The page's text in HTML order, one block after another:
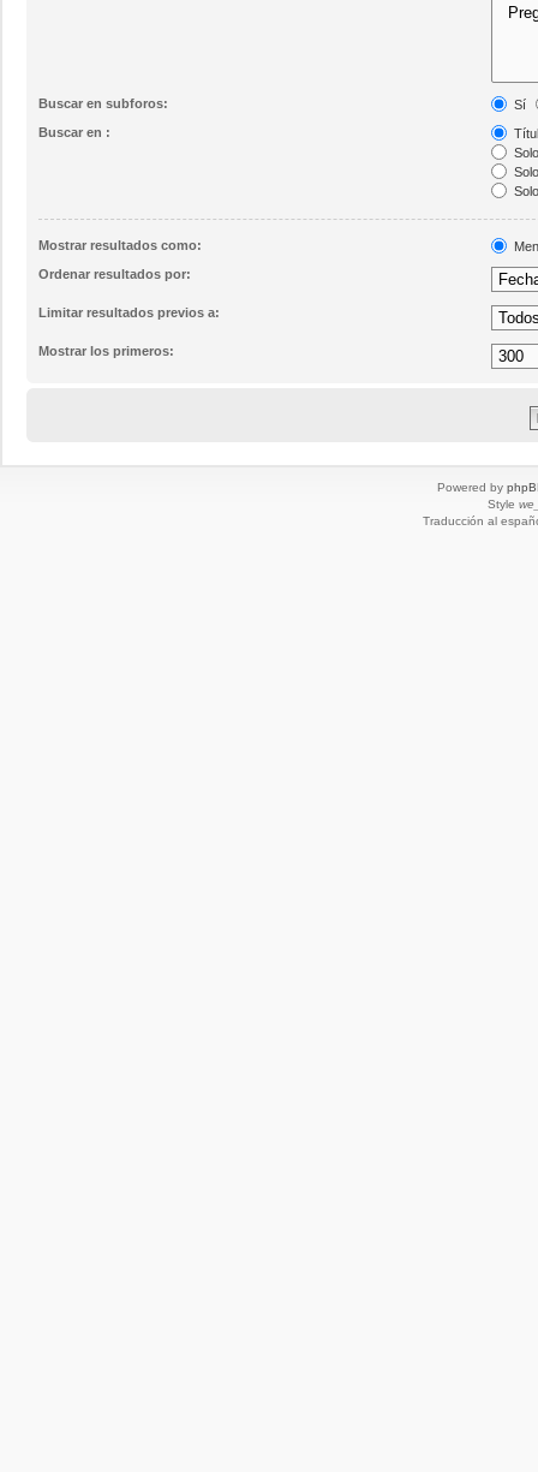
Buscar en subforos:
Sí
Buscar en :
Mostrar resultados como:
Ordenar resultados por:
Limitar resultados previos a:
Mostrar los primeros:
Powered by
Style
Traducción al